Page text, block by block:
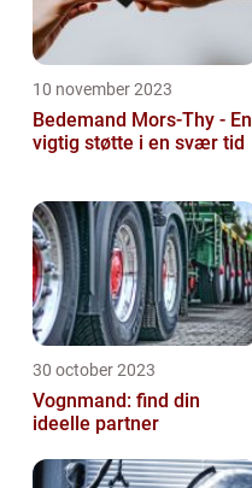
10 november 2023
Bedemand Mors-Thy - En
vigtig støtte i en svær tid
30 october 2023
Vognmand: find din
ideelle partner